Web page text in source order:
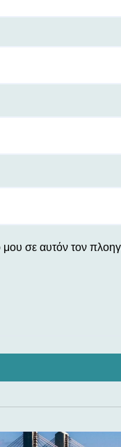
σε αυτόν τον